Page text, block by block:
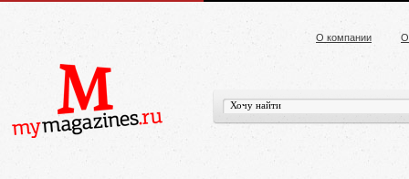
О компании